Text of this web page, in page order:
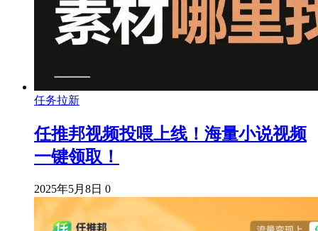
任务拉新
任推邦视频投喂上线！海量小说视频
一键领取！
2025年5月8日 0